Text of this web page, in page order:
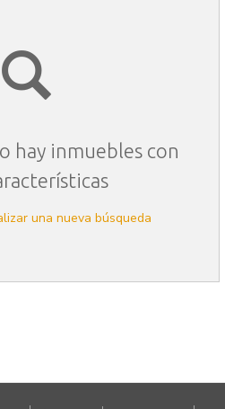
hay inmuebles con
una nueva búsqueda